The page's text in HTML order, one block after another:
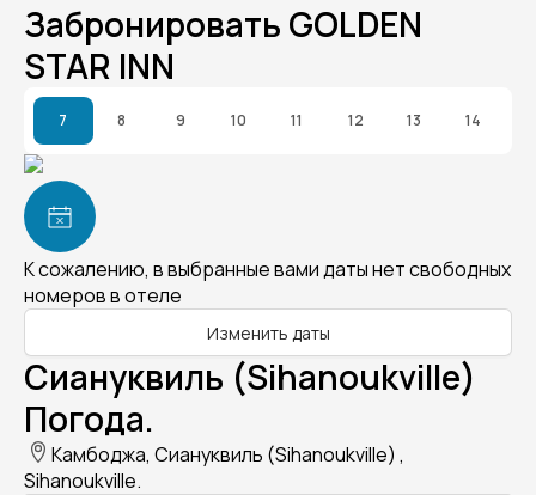
Забронировать GOLDEN
STAR INN
7 8 9 10 11 12 13 14
К сожалению, в выбранные вами даты нет свободных
номеров в отеле
Изменить даты
Сиануквиль (Sihanoukville)
Погода.
Камбоджа, Сиануквиль (Sihanoukville) ,
Sihanoukville.